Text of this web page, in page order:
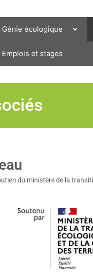
Génie écologique
Emplois et stages
du ministère de la